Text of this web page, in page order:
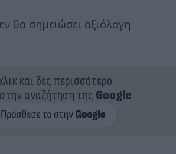
θα σημειώσει αξιόλογη
και δες περισσότερο
στην αναζήτηση της Google